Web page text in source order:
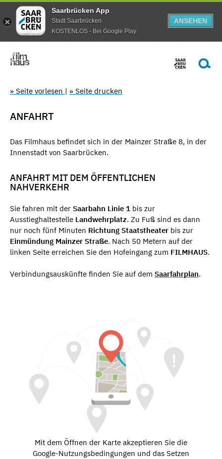
Saarbrücken App
Stadt Saarbrücken
KOSTENLOS - Bei Google Play
ANSEHEN
» Seite vorlesen | » Seite drucken
ANFAHRT
Das Filmhaus befindet sich in der Mainzer Straße 8, in der
Innenstadt von Saarbrücken.
ANFAHRT MIT DEM ÖFFENTLICHEN
NAHVERKEHR
Sie fahren mit der Saarbahn Linie 1 bis zur
Ausstieghaltestelle Landwehrplatz. Zu Fuß sind es dann
nur noch fünf Minuten Richtung Staatstheater bis zur
Einmündung Mainzer Straße. Nach 50 Metern auf der
linken Seite erreichen Sie den Hofeingang zum FILMHAUS.
Verbindungsauskünfte finden Sie auf dem Saarfahrplan.
Mit dem Öffnen der Karte akzeptieren Sie die
Google-Nutzungsbedingungen und das Setzen